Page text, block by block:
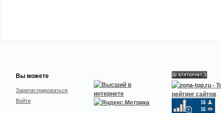
Вы можете
Зарегистрироваться
Войти